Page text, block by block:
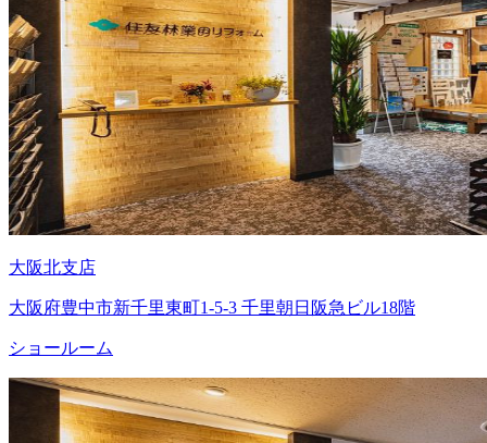
大阪北支店
大阪府豊中市新千里東町1-5-3 千里朝日阪急ビル18階
ショールーム